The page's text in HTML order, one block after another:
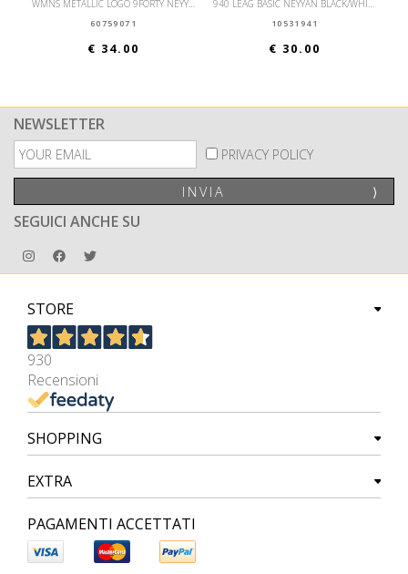
WMNS METALLIC LOGO 9FORTY NEYYAN BLKIPU
60759071
€ 34.00
940 LEAG BASIC NEYYAN BLACK/WHITE
10531941
€ 30.00
NEWSLETTER
PRIVACY POLICY
INVIA ⟩
SEGUICI ANCHE SU
STORE
930
Recensioni
SHOPPING
EXTRA
PAGAMENTI ACCETTATI